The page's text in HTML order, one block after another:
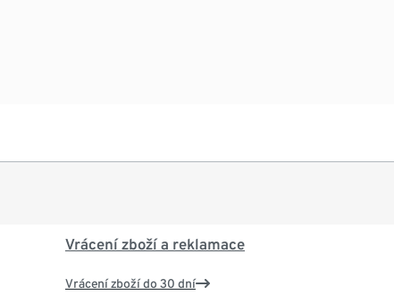
Vrácení zboží a reklamace
Vrácení zboží do 30 dní